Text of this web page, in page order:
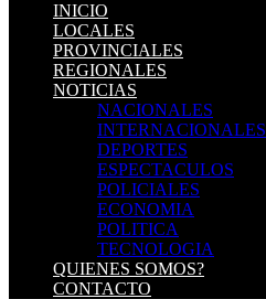
INICIO
LOCALES
PROVINCIALES
REGIONALES
NOTICIAS
NACIONALES
INTERNACIONALES
DEPORTES
ESPECTACULOS
POLICIALES
ECONOMIA
POLITICA
TECNOLOGIA
QUIENES SOMOS?
CONTACTO